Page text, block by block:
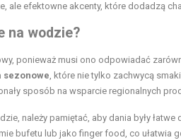
ale efektowne akcenty, które dodadzą
na wodzie?
ponieważ musi ono odpowiadać
sezonowe, które nie tylko zachwycą
sposób na wsparcie regionalnych
należy pamiętać, aby dania były
bufetu lub jako finger food, co ułatwia